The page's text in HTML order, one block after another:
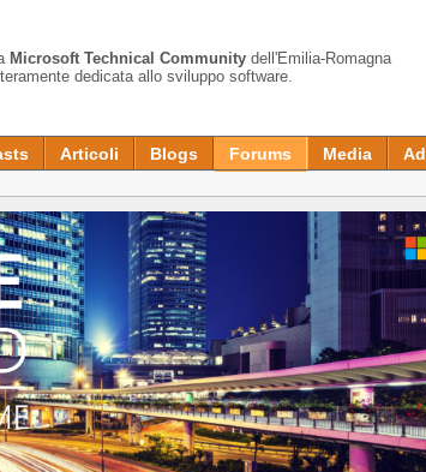
Microsoft Technical Community dell'Emilia-Romagna
dedicata allo sviluppo software.
Articoli Blogs Forums Media